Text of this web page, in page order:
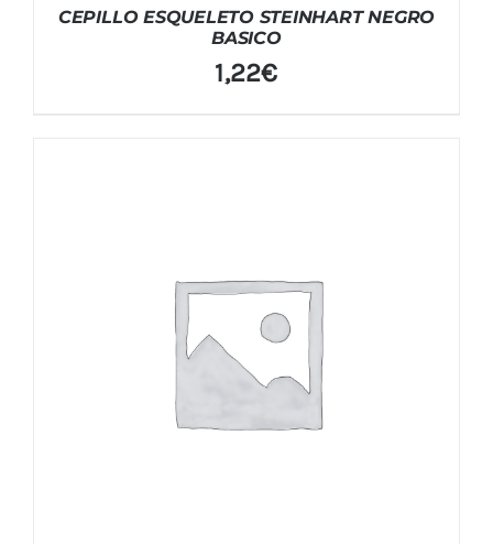
CEPILLO ESQUELETO STEINHART NEGRO
BASICO
1,22€